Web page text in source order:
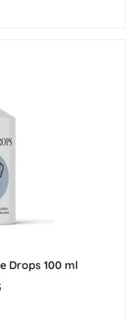
Drops 100 ml